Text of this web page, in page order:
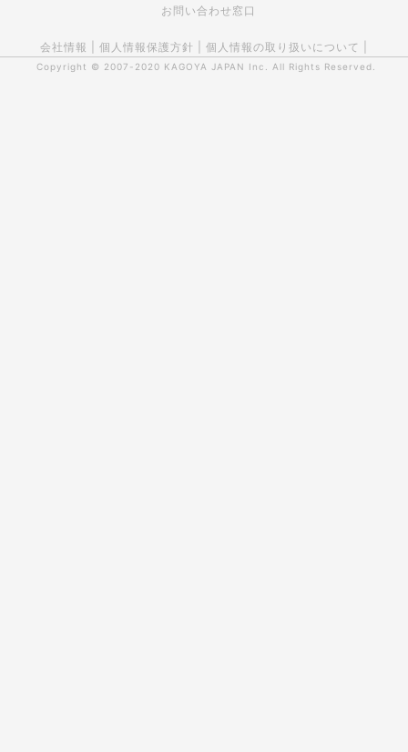
お問い合わせ窓口
会社情報 個人情報保護方針 個人情報の取り扱いについて
Copyright © 2007-2020 KAGOYA JAPAN Inc. All Rights Reserved.